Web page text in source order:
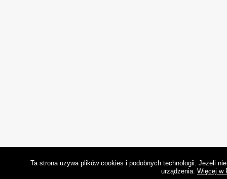
Ta strona używa plików cookies i podobnych technologii. Jeżeli
urządzenia. Więcej w